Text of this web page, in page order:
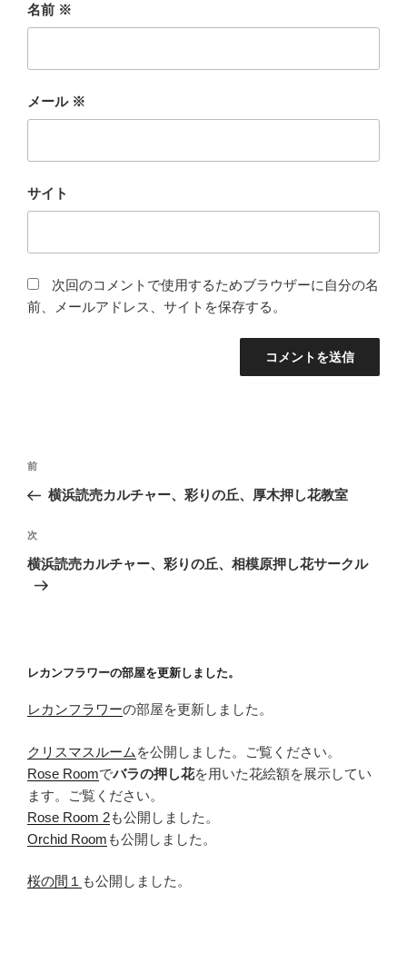
名前 ※
メール ※
サイト
次回のコメントで使用するためブラウザーに自分の名
前、メールアドレス、サイトを保存する。
投
ナ
ビ
ゲ
ー
前
の
稿
前
横浜読売カルチャー、彩りの丘、厚木押し花教室
次
の
次
横浜読売カルチャー、彩りの丘、相模原押し花サークル
レカンフラワーの部屋を更新しました。
レカンフラワーの部屋を更新しました。
クリスマスルーム を公開しました。ご覧ください。
Rose Roomでバラの押し花を用いた花絵額を展示してい
ます。ご覧ください。
Rose Room 2も公開しました。
Orchid Room も公開しました。
桜の間１ も公開しました。